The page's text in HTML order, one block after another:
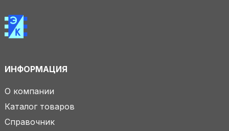
ИНФОРМАЦИЯ
О компании
Каталог товаров
Справочник